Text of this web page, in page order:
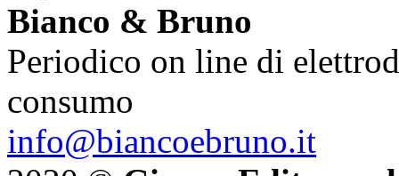
Bianco & Bruno
Periodico on line di
consumo
info@biancoebruno.it